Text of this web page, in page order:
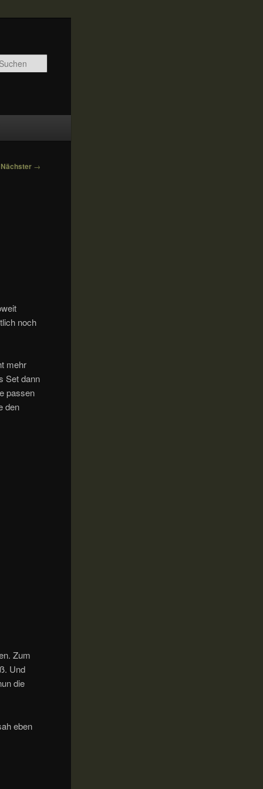
Nächster →
noch
mehr
Set dann
passen
den
Zum
Und
die
eben